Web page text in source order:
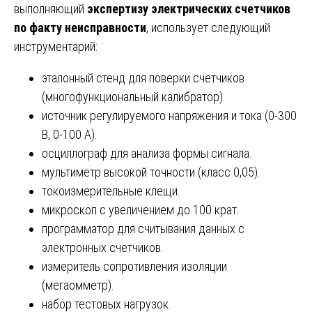
выполняющий экспертизу электрических счетчиков
по факту неисправности, использует следующий
инструментарий:
эталонный стенд для поверки счетчиков
(многофункциональный калибратор).
источник регулируемого напряжения и тока (0-300
В, 0-100 А).
осциллограф для анализа формы сигнала.
мультиметр высокой точности (класс 0,05).
токоизмерительные клещи.
микроскоп с увеличением до 100 крат.
программатор для считывания данных с
электронных счетчиков.
измеритель сопротивления изоляции
(мегаомметр).
набор тестовых нагрузок.